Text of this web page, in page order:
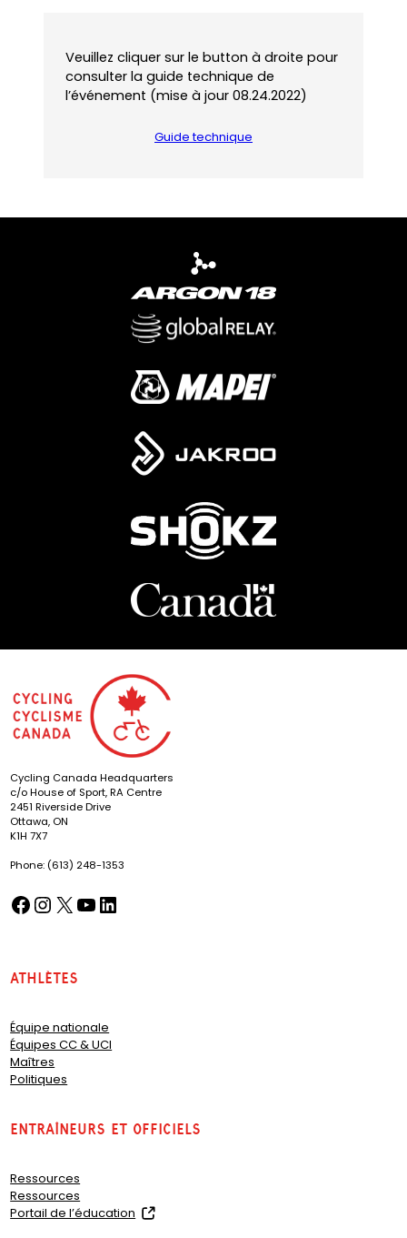
Veuillez cliquer sur le button à droite pour
consulter la guide technique de
l’événement (mise à jour 08.24.2022)
Guide technique
(
n
D
F
)
Cycling Canada Headquarters
c/o House of Sport, RA Centre
2451 Riverside Drive
Ottawa, ON
K1H 7X7
Phone: (613) 248-1353
Facebook(opens in a new tab) Instagram
(opens in a new tab) X
(opens in a new tab) YouTube
(opens in a new tab) LinkedIn
(opens in a new tab)
Athlètes
Équipe nationale
Équipes CC & UCI
Maîtres
Politiques
Entraîneurs et officiels
Ressources
Ressources
Portail de l’éducation